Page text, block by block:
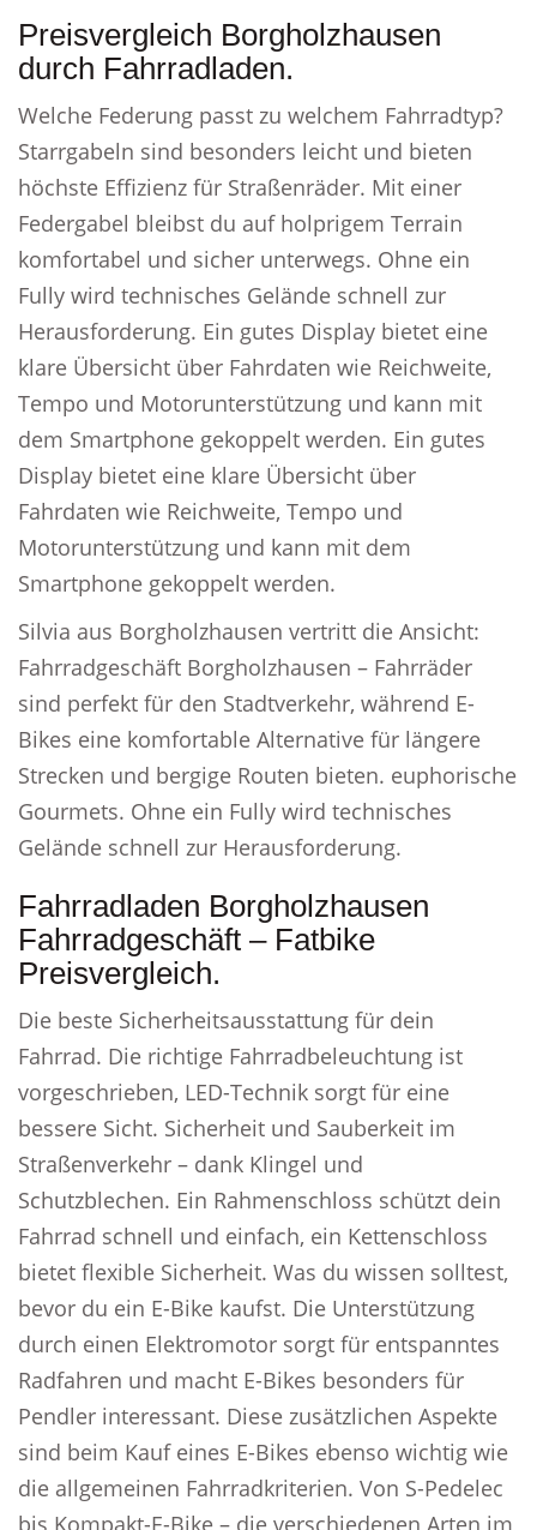
Preisvergleich Borgholzhausen
durch Fahrradladen.
Welche Federung passt zu welchem Fahrradtyp?
Starrgabeln sind besonders leicht und bieten
höchste Effizienz für Straßenräder. Mit einer
Federgabel bleibst du auf holprigem Terrain
komfortabel und sicher unterwegs. Ohne ein
Fully wird technisches Gelände schnell zur
Herausforderung. Ein gutes Display bietet eine
klare Übersicht über Fahrdaten wie Reichweite,
Tempo und Motorunterstützung und kann mit
dem Smartphone gekoppelt werden. Ein gutes
Display bietet eine klare Übersicht über
Fahrdaten wie Reichweite, Tempo und
Motorunterstützung und kann mit dem
Smartphone gekoppelt werden.
Silvia aus Borgholzhausen vertritt die Ansicht:
Fahrradgeschäft Borgholzhausen – Fahrräder
sind perfekt für den Stadtverkehr, während E-
Bikes eine komfortable Alternative für längere
Strecken und bergige Routen bieten. euphorische
Gourmets. Ohne ein Fully wird technisches
Gelände schnell zur Herausforderung.
Fahrradladen Borgholzhausen
Fahrradgeschäft – Fatbike
Preisvergleich.
Die beste Sicherheitsausstattung für dein
Fahrrad. Die richtige Fahrradbeleuchtung ist
vorgeschrieben, LED-Technik sorgt für eine
bessere Sicht. Sicherheit und Sauberkeit im
Straßenverkehr – dank Klingel und
Schutzblechen. Ein Rahmenschloss schützt dein
Fahrrad schnell und einfach, ein Kettenschloss
bietet flexible Sicherheit. Was du wissen solltest,
bevor du ein E-Bike kaufst. Die Unterstützung
durch einen Elektromotor sorgt für entspanntes
Radfahren und macht E-Bikes besonders für
Pendler interessant. Diese zusätzlichen Aspekte
sind beim Kauf eines E-Bikes ebenso wichtig wie
die allgemeinen Fahrradkriterien. Von S-Pedelec
bis Kompakt-E-Bike – die verschiedenen Arten im